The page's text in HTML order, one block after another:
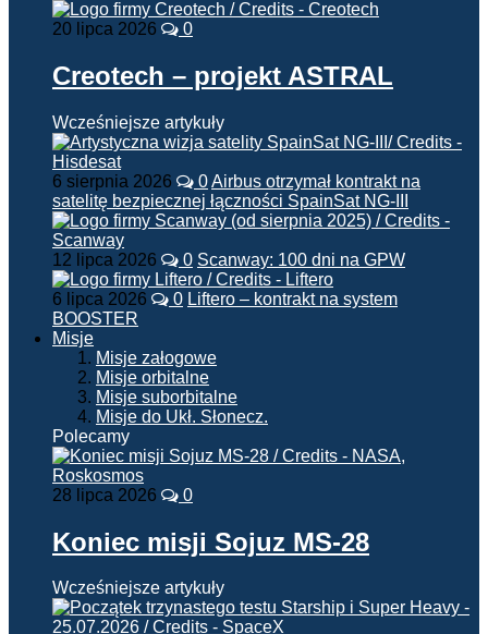
20 lipca 2026 0
Creotech – projekt ASTRAL
Wcześniejsze artykuły
6 sierpnia 2026 0Airbus otrzymał kontrakt na
satelitę bezpiecznej łączności SpainSat NG-III
12 lipca 2026 0 Scanway: 100 dni na GPW
6 lipca 2026 0 Liftero – kontrakt na system
BOOSTER
Misje
Misje załogowe
Misje orbitalne
Misje suborbitalne
Misje do Ukł. Słonecz.
Polecamy
28 lipca 2026 0
Koniec misji Sojuz MS-28
Wcześniejsze artykuły